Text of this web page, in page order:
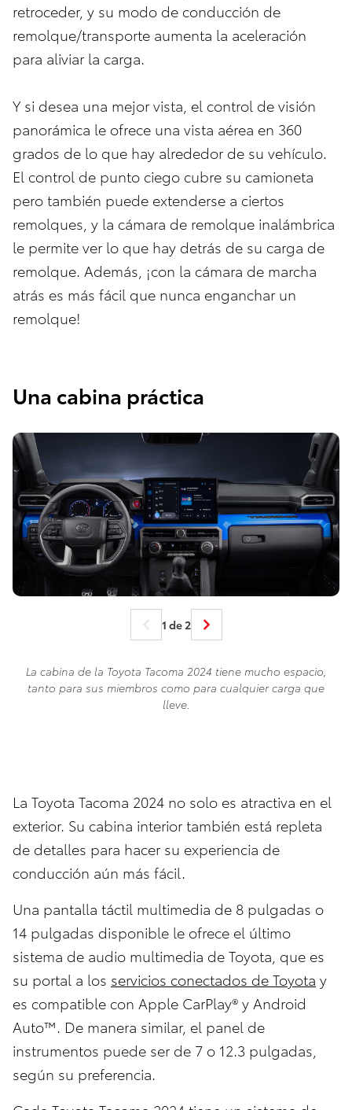
retroceder, y su modo de conducción de
remolque/transporte aumenta la aceleración
para aliviar la carga.
Y si desea una mejor vista, el control de visión
panorámica le ofrece una vista aérea en 360
grados de lo que hay alrededor de su vehículo.
El control de punto ciego cubre su camioneta
pero también puede extenderse a ciertos
remolques, y la cámara de remolque inalámbrica
le permite ver lo que hay detrás de su carga de
remolque. Además, ¡con la cámara de marcha
atrás es más fácil que nunca enganchar un
remolque!
Una cabina práctica
1 de 2
La cabina de la Toyota Tacoma 2024 tiene mucho espacio,
tanto para sus miembros como para cualquier carga que
lleve.
La Toyota Tacoma 2024 no solo es atractiva en el
exterior. Su cabina interior también está repleta
de detalles para hacer su experiencia de
conducción aún más fácil.
Una pantalla táctil multimedia de 8 pulgadas o
14 pulgadas disponible le ofrece el último
sistema de audio multimedia de Toyota, que es
su portal a los servicios conectados de Toyota y
es compatible con Apple CarPlay® y Android
Auto™. De manera similar, el panel de
instrumentos puede ser de 7 o 12.3 pulgadas,
según su preferencia.